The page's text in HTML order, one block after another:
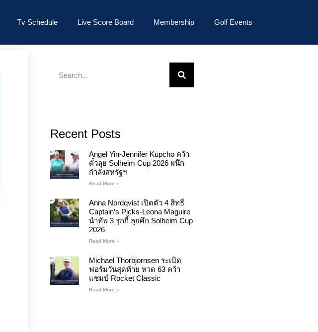
Tv Schedule Live Score Board Membership Golf Events
Recent Posts
Angel Yin-Jennifer Kupcho คว้า
ตั๋วลุย Solheim Cup 2026 ผนึก
กำลังสหรัฐฯ
Read More »
Anna Nordqvist เปิดตัว 4 สิทธิ์
Captain’s Picks-Leona Maguire
นำทัพ 3 รุกกี้ ลุยศึก Solheim Cup
2026
Read More »
Michael Thorbjornsen ระเบิด
ฟอร์มวันสุดท้าย หวด 63 คว้า
แชมป์ Rocket Classic
Read More »